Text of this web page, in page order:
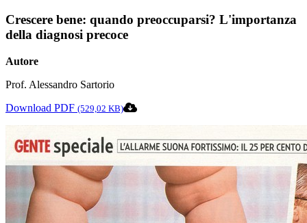
Crescere bene: quando preoccuparsi? L'importanza
della diagnosi precoce
Autore
Prof. Alessandro Sartorio
Download PDF (529,02 KB)